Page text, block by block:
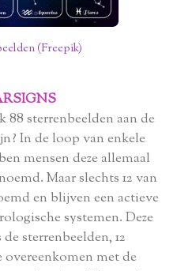
(Freepik)
88 sterrenbeelden aan de
In de loop van enkele
mensen deze allemaal
Maar slechts 12 van
en blijven een actieve
systemen. Deze
sterrenbeelden, 12
overeenkomen met de